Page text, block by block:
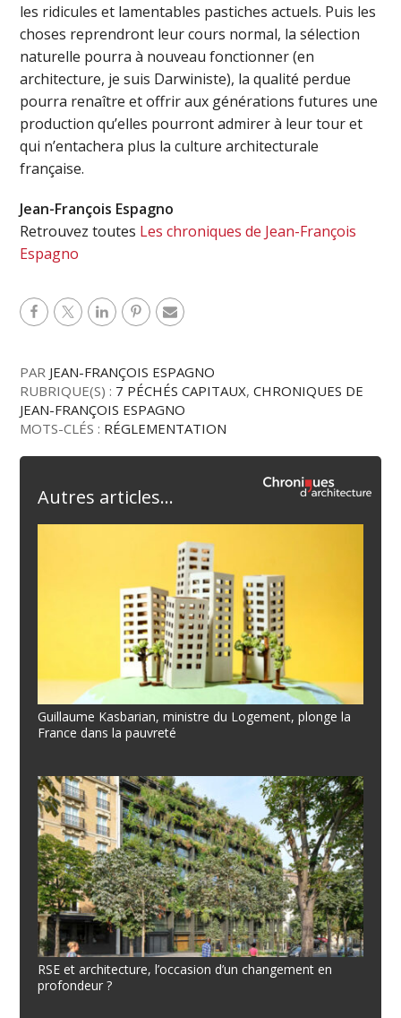
les ridicules et lamentables pastiches actuels. Puis les
choses reprendront leur cours normal, la sélection
naturelle pourra à nouveau fonctionner (en
architecture, je suis Darwiniste), la qualité perdue
pourra renaître et offrir aux générations futures une
production qu’elles pourront admirer à leur tour et
qui n’entachera plus la culture architecturale
française.
Jean-François Espagno
Retrouvez toutes Les chroniques de Jean-François
Espagno
PAR JEAN-FRANÇOIS ESPAGNO
RUBRIQUE(S) : 7 PÉCHÉS CAPITAUX,CHRONIQUES DE
JEAN-FRANÇOIS ESPAGNO
MOTS-CLÉS : RÉGLEMENTATION
Autres articles...
Guillaume Kasbarian, ministre du Logement, plonge la
France dans la pauvreté
RSE et architecture, l’occasion d’un changement en
profondeur ?